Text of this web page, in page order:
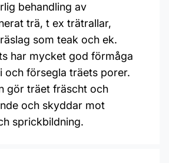
behandling av
trä, t ex trätrallar,
som teak och ek.
har mycket god förmåga
och försegla träets porer.
gör träet fräscht och
och skyddar mot
sprickbildning.